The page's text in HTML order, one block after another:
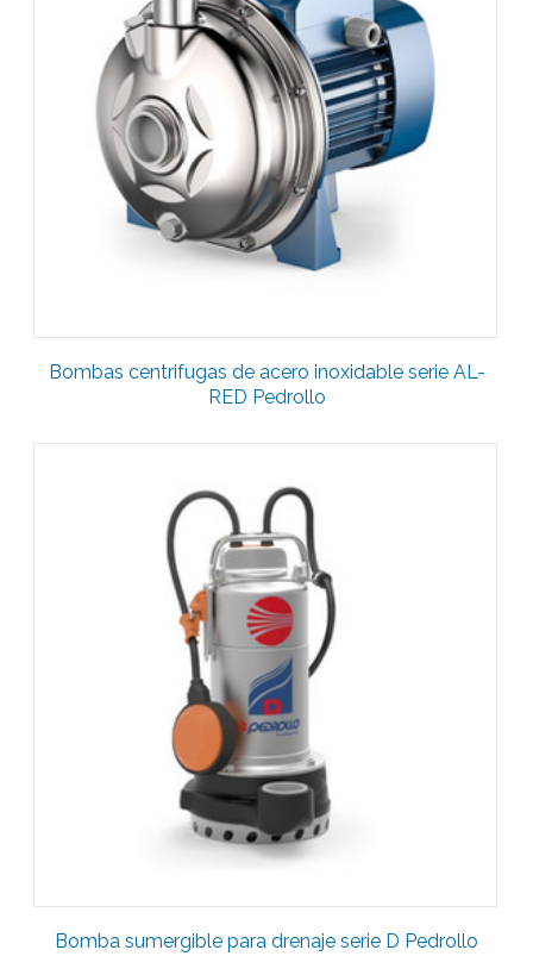
Bombas centrifugas de acero inoxidable serie AL-
RED Pedrollo
Bomba sumergible para drenaje serie D Pedrollo